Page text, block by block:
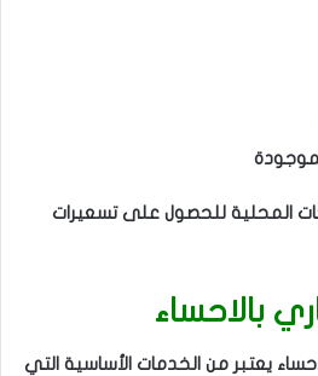
المحلية للحصول على تسعيرات
بالاحساء
يعتبر من الخدمات الأساسية التي